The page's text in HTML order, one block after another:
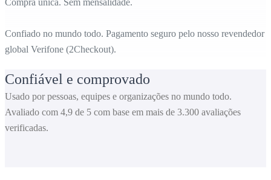
Compra única. Sem mensalidade.
Confiado no mundo todo. Pagamento seguro pelo nosso revendedor
global Verifone (2Checkout).
Confiável e comprovado
Usado por pessoas, equipes e organizações no mundo todo.
Avaliado com 4,9 de 5 com base em mais de 3.300 avaliações
verificadas.